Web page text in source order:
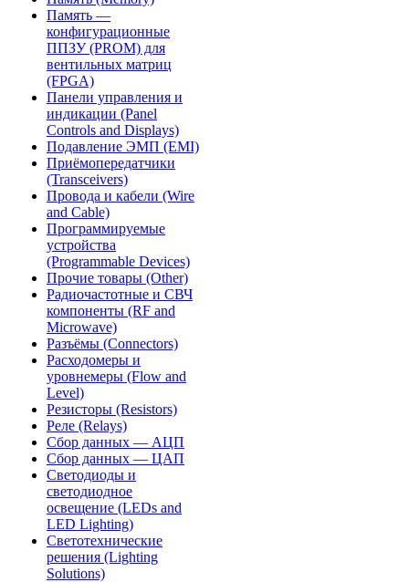
Память —
конфигурационные
ППЗУ (PROM) для
вентильных матриц
(FPGA)
Панели управления и
индикации (Panel
Controls and Displays)
Подавление ЭМП (EMI)
Приёмопередатчики
(Transceivers)
Провода и кабели (Wire
and Cable)
Программируемые
устройства
(Programmable Devices)
Прочие товары (Other)
Радиочастотные и СВЧ
компоненты (RF and
Microwave)
Разъёмы (Connectors)
Расходомеры и
уровнемеры (Flow and
Level)
Резисторы (Resistors)
Реле (Relays)
Сбор данных — АЦП
Сбор данных — ЦАП
Светодиоды и
светодиодное
освещение (LEDs and
LED Lighting)
Светотехнические
решения (Lighting
Solutions)